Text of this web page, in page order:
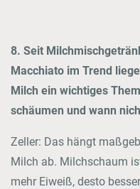
8. Seit
Macchiato im Trend
Milch ein wichtiges
schäumen und wann
Zeller: Das hängt
Milch ab. Milchschaum
mehr Eiweiß, desto